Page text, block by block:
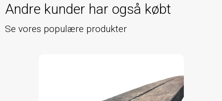
Andre kunder har også købt
Se vores populære produkter